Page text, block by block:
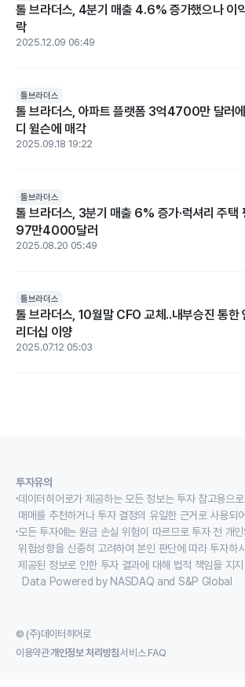
톨 브라더스, 4분기 매출 4.6% 증가했으나 이
락
2025.12.09 06:49
톨브라더스
톨 브라더스, 아파트 플랫폼 3억4700만 달러에
디 윌슨에 매각
2025.09.18 19:22
톨브라더스
톨 브라더스, 3분기 매출 6% 증가·럭셔리 주택
97만4000달러
2025.08.20 05:49
톨브라더스
톨 브라더스, 10월말 CFO 교체..내부승진 통한
리더십 이양
2025.07.12 05:03
투자유의
데이터히어로가 제공하는 모든 정보는 투자 참고용으
매매를 추천하거나 투자 결정의 유일한 근거로 사용되
모든 투자에는 원금 손실 위험이 따르므로 투자 전 개
위험성향을 신중히 고려하여 본인 판단에 따라 투자하
제공된 정보로 인한 투자 결과에 대해 법적 책임을 지
Data Powered by NASDAQ and S&P Global
© (주)데이터히어로
이용약관개인정보 처리방침서비스 FAQ